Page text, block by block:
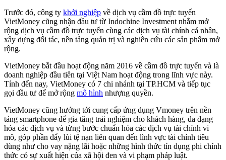
Trước đó, công ty khởi nghiệp về dịch vụ cầm đồ trực tuyến
VietMoney cũng nhận đầu tư từ Indochine Investment nhằm mở
rộng dịch vụ cầm đồ trực tuyến cùng các dịch vụ tài chính cá nhân,
xây dựng đối tác, nền tảng quản trị và nghiên cứu các sản phẩm mở
rộng.
VietMoney bắt đầu hoạt động năm 2016 về cầm đồ trực tuyến và là
doanh nghiệp đầu tiên tại Việt Nam hoạt động trong lĩnh vực này.
Tính đến nay, VietMoney có 7 chi nhánh tại TP.HCM và tiếp tục
gọi đầu tư để mở rộng mô hình nhượng quyền.
VietMoney cũng hướng tới cung cấp ứng dụng Vmoney trên nền
tảng smartphone để gia tăng trải nghiệm cho khách hàng, đa dạng
hóa các dịch vụ và từng bước chuẩn hóa các dịch vụ tài chính vi
mô, góp phần đẩy lùi tệ nạn liên quan đến lĩnh vực tài chính tiêu
dùng như cho vay nặng lãi hoặc những hình thức tín dụng phi chính
thức có sự xuất hiện của xã hội đen và vi phạm pháp luật.